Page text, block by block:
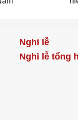
Nghi lễ
Nghi lễ tổng